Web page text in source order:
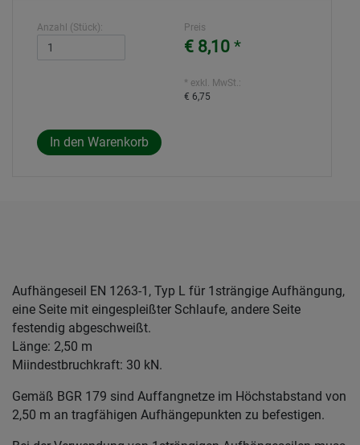
Anzahl (Stück): Preis
€ 8,10 *
* exkl. MwSt.:
€ 6,75
Aufhängeseil EN 1263-1, Typ L für 1strängige Aufhängung,
eine Seite mit eingespleißter Schlaufe, andere Seite
festendig abgeschweißt.
Länge: 2,50 m
Miindestbruchkraft: 30 kN.
Gemäß BGR 179 sind Auffangnetze im Höchstabstand von
2,50 m an tragfähigen Aufhängepunkten zu befestigen.